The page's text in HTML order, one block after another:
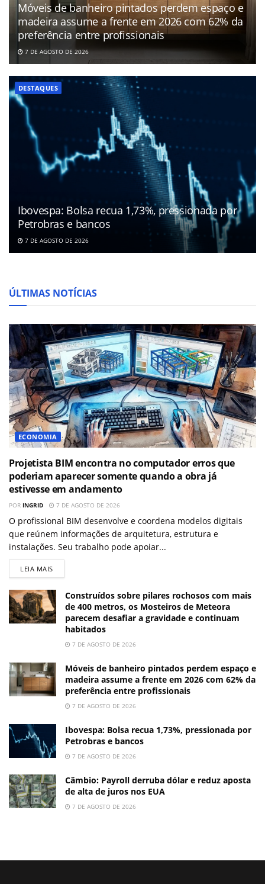
Móveis de banheiro pintados perdem espaço e
madeira assume a frente em 2026 com 62% da
preferência entre profissionais
7 DE AGOSTO DE 2026
DESTAQUES
Ibovespa: Bolsa recua 1,73%, pressionada por
Petrobras e bancos
7 DE AGOSTO DE 2026
ÚLTIMAS NOTÍCIAS
ECONOMIA
Projetista BIM encontra no computador erros que
poderiam aparecer somente quando a obra já
estivesse em andamento
POR INGRID 7 DE AGOSTO DE 2026
O profissional BIM desenvolve e coordena modelos digitais
que reúnem informações de arquitetura, estrutura e
instalações. Seu trabalho pode apoiar...
LEIA MAIS
Construídos sobre pilares rochosos com mais
de 400 metros, os Mosteiros de Meteora
parecem desafiar a gravidade e continuam
habitados
7 DE AGOSTO DE 2026
Móveis de banheiro pintados perdem espaço e
madeira assume a frente em 2026 com 62% da
preferência entre profissionais
7 DE AGOSTO DE 2026
Ibovespa: Bolsa recua 1,73%, pressionada por
Petrobras e bancos
7 DE AGOSTO DE 2026
Câmbio: Payroll derruba dólar e reduz aposta
de alta de juros nos EUA
7 DE AGOSTO DE 2026